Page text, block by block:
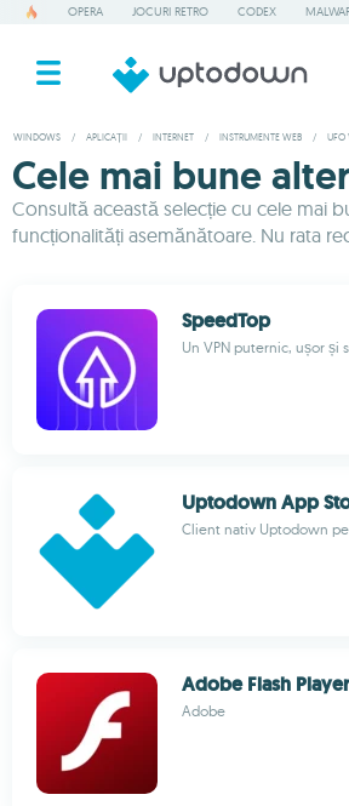
OPERA JOCURI RETRO CODEX
WINDOWS / APLICAȚII / INTERNET / INSTRUMENTE WEB / UFO
Cele mai bune
Consultă această selecție cu cele mai
funcționalități asemănătoare. Nu rata
SpeedTop
Un VPN puternic, ușor și
Uptodown App
Client nativ Uptodown
Adobe Flash Player
Adobe